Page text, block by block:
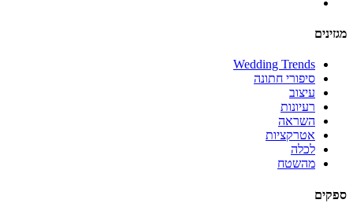
Wedding Trends
סיפורי חתונה
עיצוב
רעיונות
השראה
אטרקציות
לכלה
מהשטח